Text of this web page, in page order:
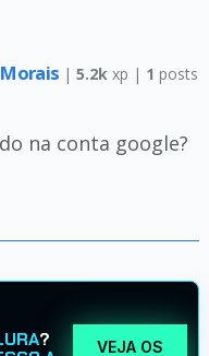
| 5.2k xp | 1 posts
na conta google?
?
VEJA OS